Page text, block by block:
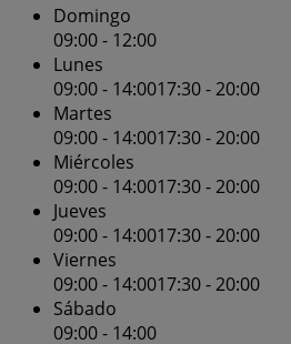
Domingo
09:00 - 12:00
Lunes
09:00 - 14:0017:30 - 20:00
Martes
09:00 - 14:0017:30 - 20:00
Miércoles
09:00 - 14:0017:30 - 20:00
Jueves
09:00 - 14:0017:30 - 20:00
Viernes
09:00 - 14:0017:30 - 20:00
Sábado
09:00 - 14:00